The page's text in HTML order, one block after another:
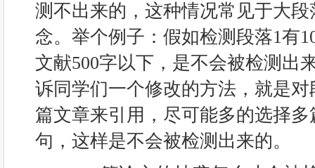
测不出来的，这种情况常见于大
念。举个例子：假如检测段落1有
文献500字以下，是不会被检测出
诉同学们一个修改的方法，就是
篇文章来引用，尽可能多的选择
句，这样是不会被检测出来的。